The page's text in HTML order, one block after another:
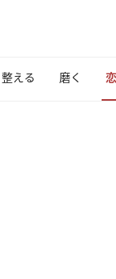
整える 磨く